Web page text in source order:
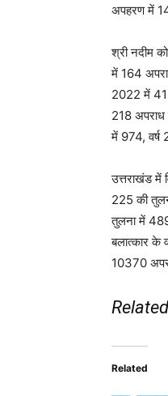
अपहरण में
श्री नदीम
में 164
2022 में
218
में 974,
उत्तराखंड में
225 की
तुलना में
बलात्कार के
10370
Related
Related